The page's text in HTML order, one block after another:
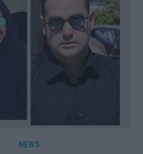
NEWS